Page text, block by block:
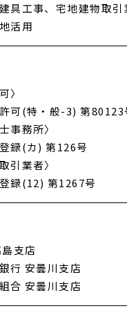
具工事、宅地建物取引
活用
可〉
可(特・般-3) 第80123
士事務所〉
録(カ) 第126号
取引業者〉
録(12) 第1267号
支店
行 安曇川支店
合 安曇川支店